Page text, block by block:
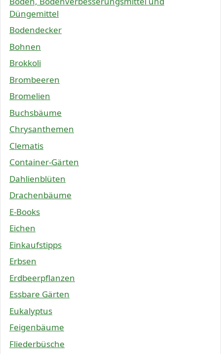
Düngemittel
Bodendecker
Bohnen
Brokkoli
Brombeeren
Bromelien
Buchsbäume
Chrysanthemen
Clematis
Container-Gärten
Dahlienblüten
Drachenbäume
E-Books
Eichen
Einkaufstipps
Erbsen
Erdbeerpflanzen
Essbare Gärten
Eukalyptus
Feigenbäume
Fliederbüsche